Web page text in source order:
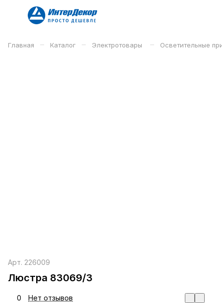
Главная – Каталог – Электротовары – Осветительные
Арт. 226009
Люстра 83069/3
0 Нет отзывов